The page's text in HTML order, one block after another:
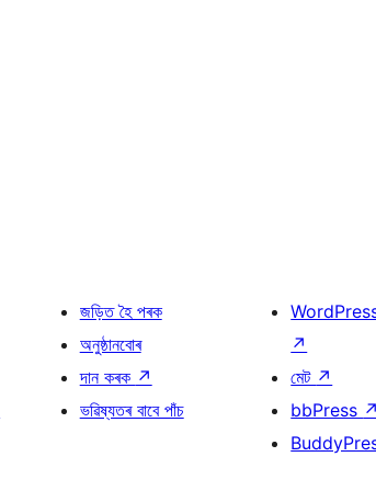
জড়িত হৈ পৰক
অনুষ্ঠানবোৰ
দান কৰক ↗
ভৱিষ্যতৰ বাবে পাঁচ
↗
মেট ↗
bbPress ↗